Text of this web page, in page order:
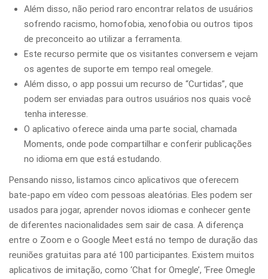
Além disso, não period raro encontrar relatos de usuários
sofrendo racismo, homofobia, xenofobia ou outros tipos
de preconceito ao utilizar a ferramenta.
Este recurso permite que os visitantes conversem e vejam
os agentes de suporte em tempo real omegele.
Além disso, o app possui um recurso de “Curtidas”, que
podem ser enviadas para outros usuários nos quais você
tenha interesse.
O aplicativo oferece ainda uma parte social, chamada
Moments, onde pode compartilhar e conferir publicações
no idioma em que está estudando.
Pensando nisso, listamos cinco aplicativos que oferecem
bate-papo em vídeo com pessoas aleatórias. Eles podem ser
usados para jogar, aprender novos idiomas e conhecer gente
de diferentes nacionalidades sem sair de casa. A diferença
entre o Zoom e o Google Meet está no tempo de duração das
reuniões gratuitas para até 100 participantes. Existem muitos
aplicativos de imitação, como ‘Chat for Omegle’, ‘Free Omegle